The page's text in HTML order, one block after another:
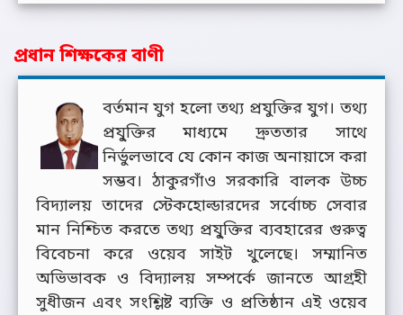
প্রধান শিক্ষকের বাণী
বর্তমান যুগ হলো তথ্য প্রযুক্তির যুগ। তথ্য
প্রযু্ক্তির মাধ্যমে দ্রুততার সাথে
নির্ভুলভাবে যে কোন কাজ অনায়াসে করা
সম্ভব। ঠাকুরগাঁও সরকারি বালক উচ্চ
বিদ্যালয় তাদের স্টেকহোল্ডারদের সর্বোচ্চ সেবার
মান নিশ্চিত করতে তথ্য প্রযু্ক্তির ব্যবহারের গুরুত্ব
বিবেচনা করে ওয়েব সাইট খুলেছে। সম্মানিত
অভিভাবক ও বিদ্যালয় সম্পর্কে জানতে আগ্রহী
সুধীজন এবং সংশ্লিষ্ট ব্যক্তি ও প্রতিষ্ঠান এই ওয়েব